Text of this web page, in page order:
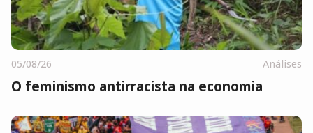
05/08/26 Análises
O feminismo antirracista na economia